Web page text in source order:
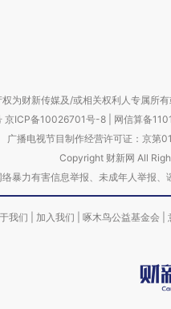
为财新传媒及/或相关权利人专属所
京ICP备10026701号-8 网信算备
广播电视节目制作经营许可证：京第
Copyright 财新网 All
络暴力有害信息举报、未成年人举
我们 加入我们 啄木鸟公益基金会